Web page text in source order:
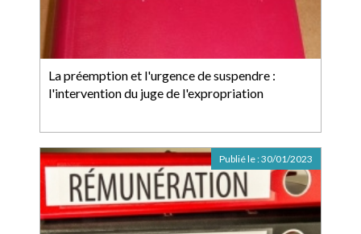
La préemption et l'urgence de suspendre :
l'intervention du juge de l'expropriation
Publié le :30/01/2023